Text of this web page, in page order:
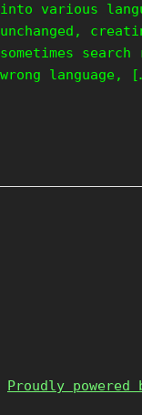
into various
unchanged,
sometimes
wrong language,
Proudly powered